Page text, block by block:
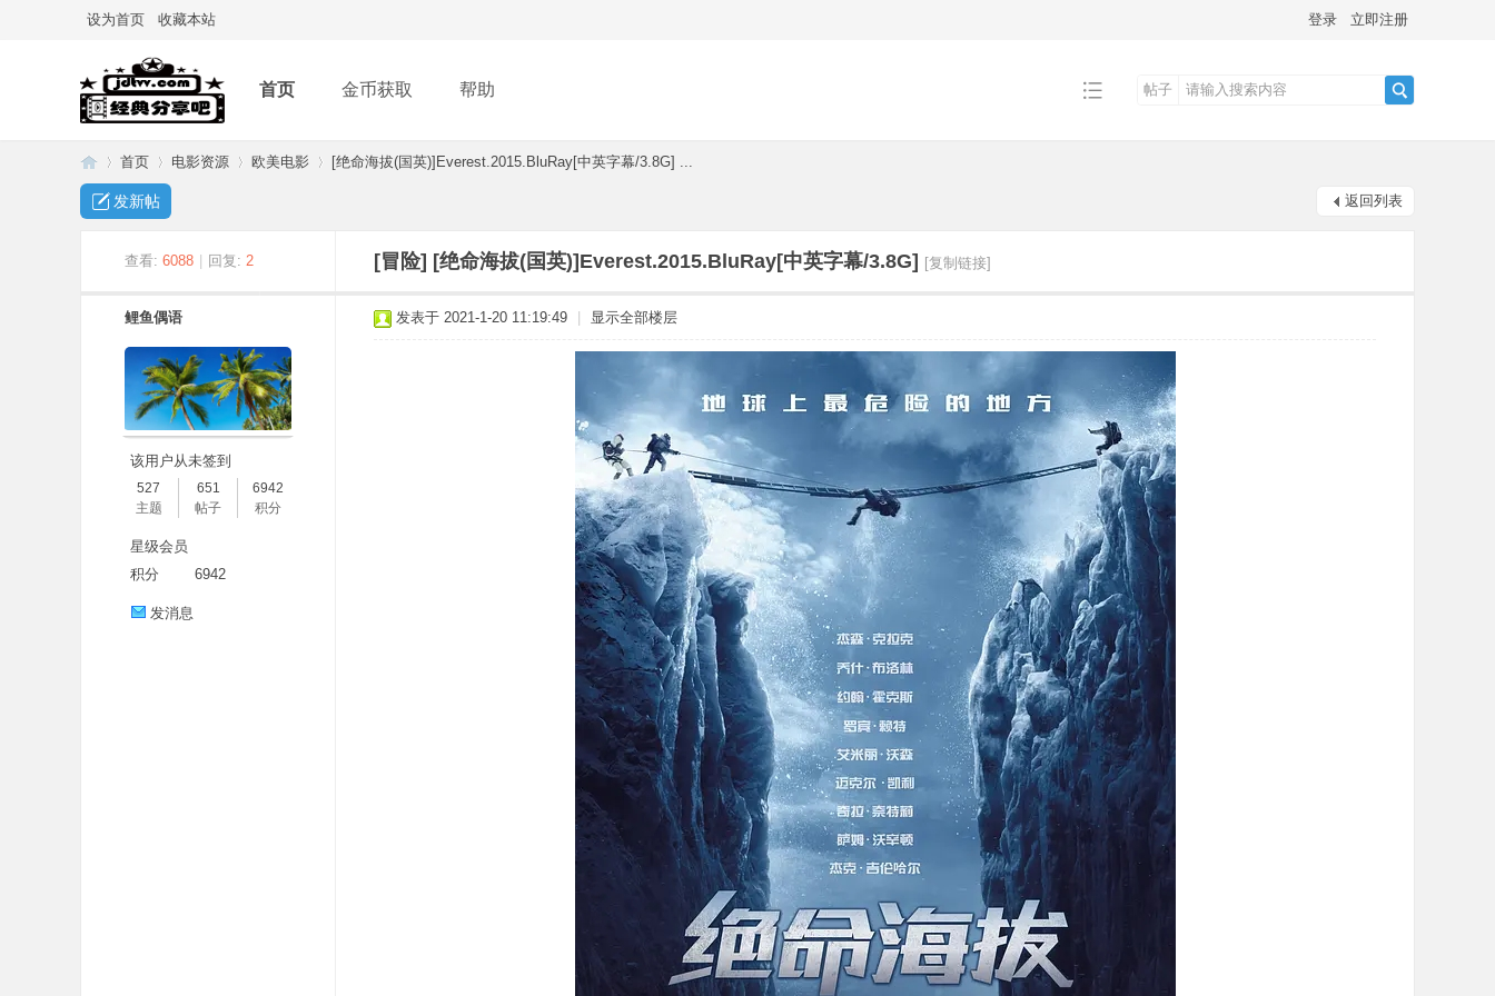
设为首页 收藏本站 登录 立即注册
首页 金币获取 帮助
帖子
首页
›
电影资源
›
欧美电影 [绝命海拔(国英)]Everest.2015.BluRay[中英字幕/3.8G] ...
返回列表
发新帖
查看: 6088 回复: 2 [冒险] [绝命海拔(国英)]Everest.2015.BluRay[中英字幕/3.8G] [复制链接]
鲤鱼偶语
该用户从未签到
527
主题
651
帖子
6942
积分
星级会员
积分
6942
发消息
发表于 2021-1-20 11:19:49 显示全部楼层